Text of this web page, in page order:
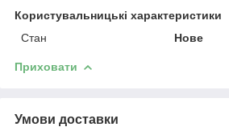
Користувальницькі характеристики
Стан
Нове
Приховати
Умови доставки